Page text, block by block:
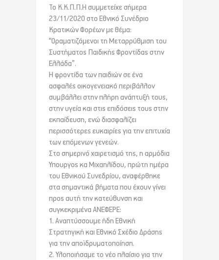
Το Κ.Κ.Π.Π.Η συμμετείχε σήμερα
23/11/2020 στο Εθνικό Συνέδριο
Κρατικών Φορέων με θέμα:
“Οραματιζόμενοι τη Μεταρρύθμιση του
Συστήματος Παιδικής Φροντίδας στην
Ελλάδα”.
Η φροντίδα των παιδιών σε ένα
ασφαλές οικογενειακό περιβάλλον
συμβάλλει στην πλήρη ανάπτυξή τους,
στην υγεία και στις επιδόσεις τους στην
εκπαίδευση, ενώ διασφαλίζει
περισσότερες ευκαιρίες για την επιτυχία
των επόμενων γενεών.
Στο σημερινό χαιρετισμό της, η αρμόδια
Υπουργος κα Μιχαηλίδου, πρώτη ημέρα
του Εθνικού Συνεδρίου, αναφέρθηκε
στα σημαντικά βήματα που έχουν γίνει
προς αυτή την κατεύθυνση και
συγκεκριμένα ΑΝΕΦΕΡΕ:
1. Αναπτύσσουμε ήδη Εθνική
Στρατηγική και Εθνικό Σχέδιο Δράσης
για την αποϊδρυματοποίηση.
2. Υλοποιήσαμε το νέο πλαίσιο για την